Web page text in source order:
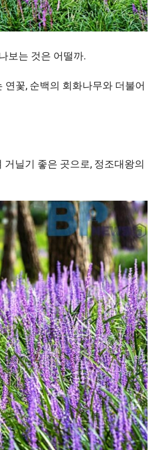
보는 것은 어떨까.
꽃, 순백의 회화나무와 더불어
거닐기 좋은 곳으로, 정조대왕의